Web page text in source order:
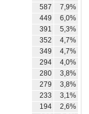
587
7,9%
449
6,0%
391
5,3%
352
4,7%
349
4,7%
294
4,0%
280
3,8%
279
3,8%
233
3,1%
194
2,6%